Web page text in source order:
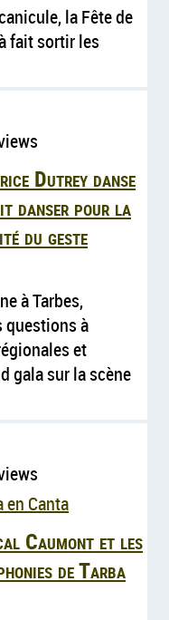
la Fête de
fait sortir les
Dutrey danse
danser pour la
du geste
à Tarbes,
questions à
et
gala sur la scène
en Canta
Caumont et les
de Tarba